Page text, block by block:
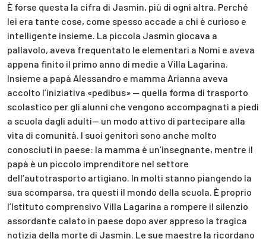
È forse questa la cifra di Jasmin, più di ogni altra. Perché
lei era tante cose, come spesso accade a chi è curioso e
intelligente insieme. La piccola Jasmin giocava a
pallavolo, aveva frequentato le elementari a Nomi e aveva
appena finito il primo anno di medie a Villa Lagarina.
Insieme a papà Alessandro e mamma Arianna aveva
accolto l’iniziativa «pedibus» — quella forma di trasporto
scolastico per gli alunni che vengono accompagnati a piedi
a scuola dagli adulti— un modo attivo di partecipare alla
vita di comunità. I suoi genitori sono anche molto
conosciuti in paese: la mamma è un’insegnante, mentre il
papà è un piccolo imprenditore nel settore
dell’autotrasporto artigiano. In molti stanno piangendo la
sua scomparsa, tra questi il mondo della scuola. È proprio
l’Istituto comprensivo Villa Lagarina a rompere il silenzio
assordante calato in paese dopo aver appreso la tragica
notizia della morte di Jasmin. Le sue maestre la ricordano